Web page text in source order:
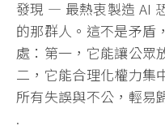
發現 — 最熱衷製造 AI
的那群人。這不是矛盾
處：第一， 它能讓公眾
二， 它能合理化權力集
所有失誤與不公， 輕易
.